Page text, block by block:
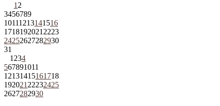
1 2
3456789
10111213141516
1718192021 2223
24252627282930
31
1 234
567891011
12131415161718
192021 22232425
2627282930